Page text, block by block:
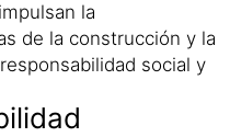
la
de la construcción y la
social y